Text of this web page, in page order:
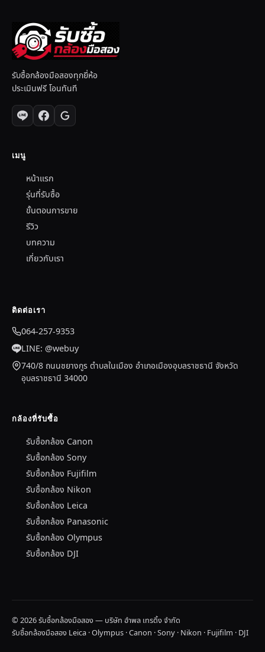
รับซื้อกล้องมือสองทุกยี่ห้อ
ประเมินฟรี โอนทันที
เมนู
หน้าแรก
รุ่นที่รับซื้อ
ขั้นตอนการขาย
รีวิว
บทความ
เกี่ยวกับเรา
ติดต่อเรา
064-257-9353
LINE: @webuy
740/8 ถนนชยางกูร ตำบลในเมือง อำเภอเมืองอุบลราชธานี จังหวัด
อุบลราชธานี 34000
กล้องที่รับซื้อ
รับซื้อกล้อง Canon
รับซื้อกล้อง Sony
รับซื้อกล้อง Fujifilm
รับซื้อกล้อง Nikon
รับซื้อกล้อง Leica
รับซื้อกล้อง Panasonic
รับซื้อกล้อง Olympus
รับซื้อกล้อง DJI
© 2026 รับซื้อกล้องมือสอง — บริษัท อำพล เทรดิ้ง จำกัด
รับซื้อกล้องมือสอง Leica · Olympus · Canon · Sony · Nikon · Fujifilm · DJI